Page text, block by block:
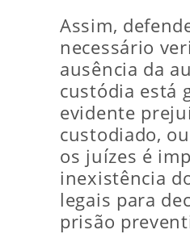
Assim,
necessário
ausência da
custódia está
evidente
custodiado,
os juízes é
inexistência
legais para
prisão